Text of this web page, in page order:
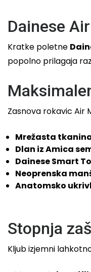
Dainese
Kratke poletne
popolno prilagaja
Zasnova rokavic Air
Mrežasta
Dlan iz Amica
Dainese Smart
Neoprenska
Anatomsko
Stopnja
Kljub izjemni